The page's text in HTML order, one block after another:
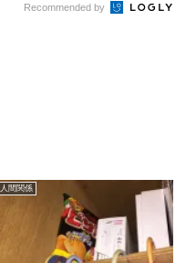
Recommended by
人間関係